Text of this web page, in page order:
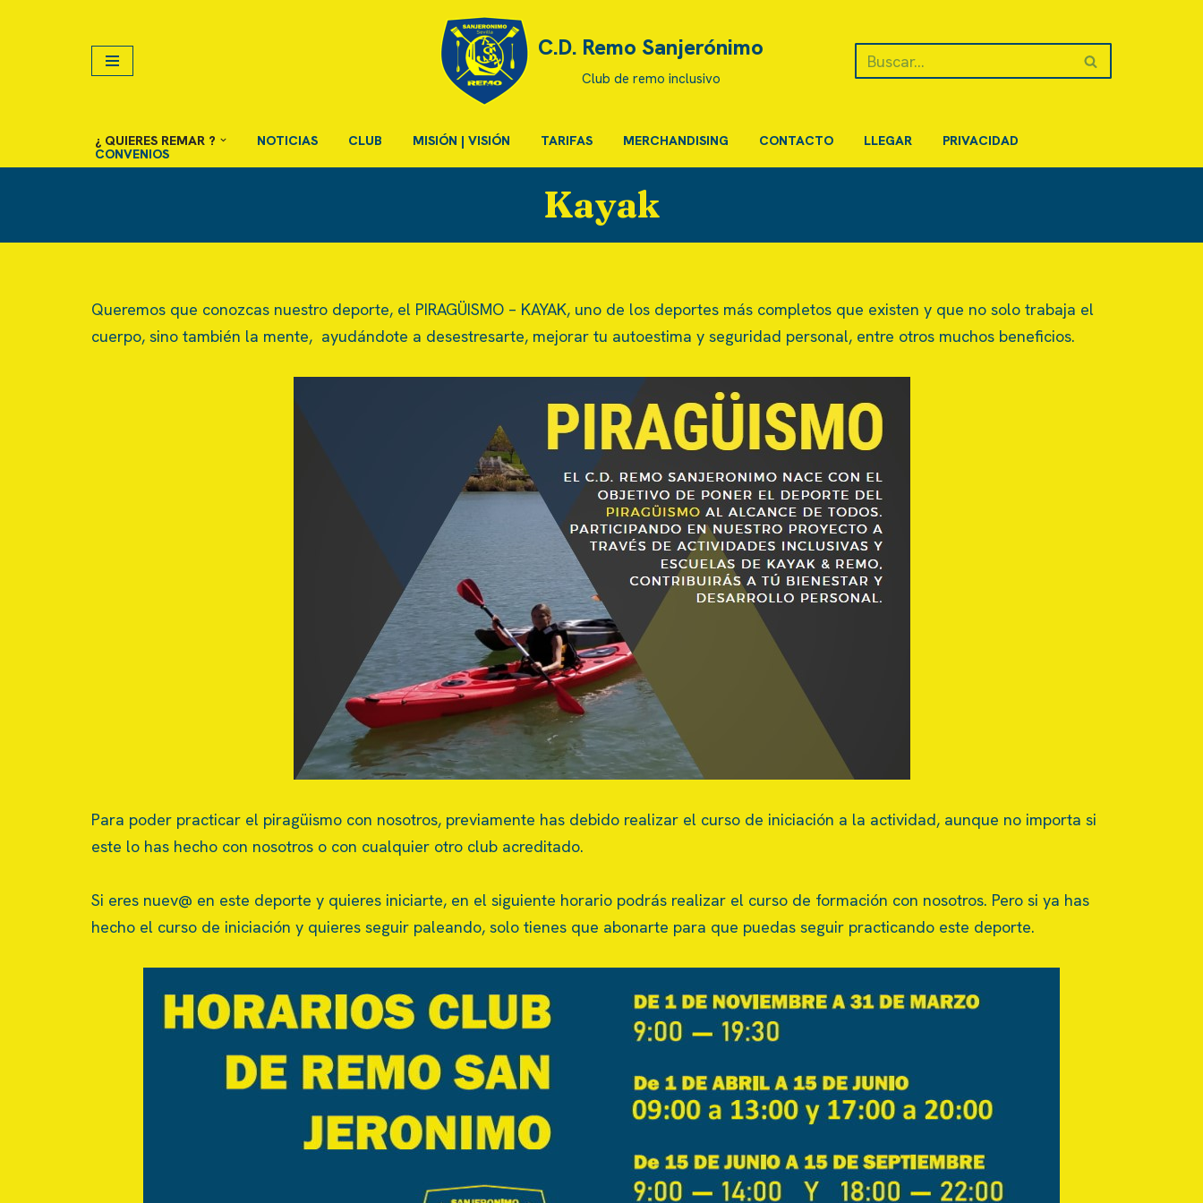
C.D. Remo Sanjerónimo
Club de remo inclusivo
¿ QUIERES REMAR ? NOTICIAS CLUB MISIÓN | VISIÓN TARIFAS MERCHANDISING CONTACTO LLEGAR
PRIVACIDAD
CONVENIOS
Kayak
Queremos que conozcas nuestro deporte, el PIRAGÜISMO – KAYAK, uno de los deportes más completos que existen y que no solo trabaja el
cuerpo, sino también la mente, ayudándote a desestresarte, mejorar tu autoestima y seguridad personal, entre otros muchos beneficios.
Para poder practicar el piragüismo con nosotros, previamente has debido realizar el curso de iniciación a la actividad, aunque no importa si
este lo has hecho con nosotros o con cualquier otro club acreditado.
Si eres nuev@ en este deporte y quieres iniciarte, en el siguiente horario podrás realizar el curso de formación con nosotros. Pero si ya has
hecho el curso de iniciación y quieres seguir paleando, solo tienes que abonarte para que puedas seguir practicando este deporte.